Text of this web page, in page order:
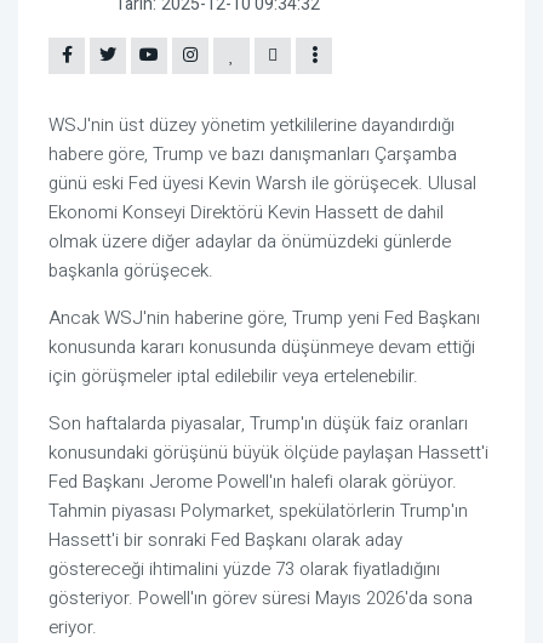
WSJ'nin üst düzey yönetim yetkililerine dayandırdığı
habere göre, Trump ve bazı danışmanları Çarşamba
günü eski Fed üyesi Kevin Warsh ile görüşecek. Ulusal
Ekonomi Konseyi Direktörü Kevin Hassett de dahil
olmak üzere diğer adaylar da önümüzdeki günlerde
başkanla görüşecek.
Ancak WSJ'nin haberine göre, Trump yeni Fed Başkanı
konusunda kararı konusunda düşünmeye devam ettiği
için görüşmeler iptal edilebilir veya ertelenebilir.
Son haftalarda piyasalar, Trump'ın düşük faiz oranları
konusundaki görüşünü büyük ölçüde paylaşan Hassett'i
Fed Başkanı Jerome Powell'ın halefi olarak görüyor.
Tahmin piyasası Polymarket, spekülatörlerin Trump'ın
Hassett'i bir sonraki Fed Başkanı olarak aday
göstereceği ihtimalini yüzde 73 olarak fiyatladığını
gösteriyor. Powell'ın görev süresi Mayıs 2026'da sona
eriyor.